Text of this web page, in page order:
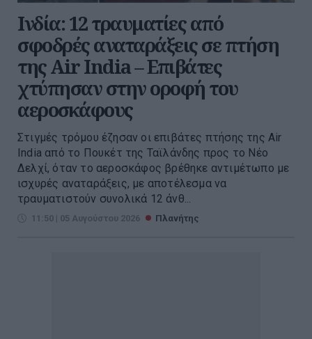
Ινδία: 12 τραυματίες από
σφοδρές αναταράξεις σε πτήση
της Air India – Επιβάτες
χτύπησαν στην οροφή του
αεροσκάφους
Στιγμές τρόμου έζησαν οι επιβάτες πτήσης της Air
India από το Πουκέτ της Ταϊλάνδης προς το Νέο
Δελχί, όταν το αεροσκάφος βρέθηκε αντιμέτωπο με
ισχυρές αναταράξεις, με αποτέλεσμα να
τραυματιστούν συνολικά 12 άνθ...
11:50 | 05 Αυγούστου 2026 Πλανήτης